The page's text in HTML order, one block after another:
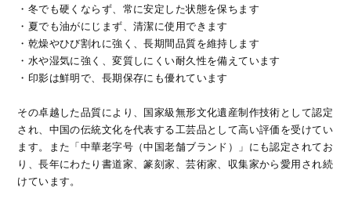
・冬でも硬くならず、常に安定した状態を保ちます
・夏でも油がにじまず、清潔に使用できます
・乾燥やひび割れに強く、長期間品質を維持します
・水や湿気に強く、変質しにくい耐久性を備えています
・印影は鮮明で、長期保存にも優れています
その卓越した品質により、国家級無形文化遺産制作技術として認定
され、中国の伝統文化を代表する工芸品として高い評価を受けてい
ます。また「中華老字号（中国老舗ブランド）」にも認定されてお
り、長年にわたり書道家、篆刻家、芸術家、収集家から愛用され続
けています。